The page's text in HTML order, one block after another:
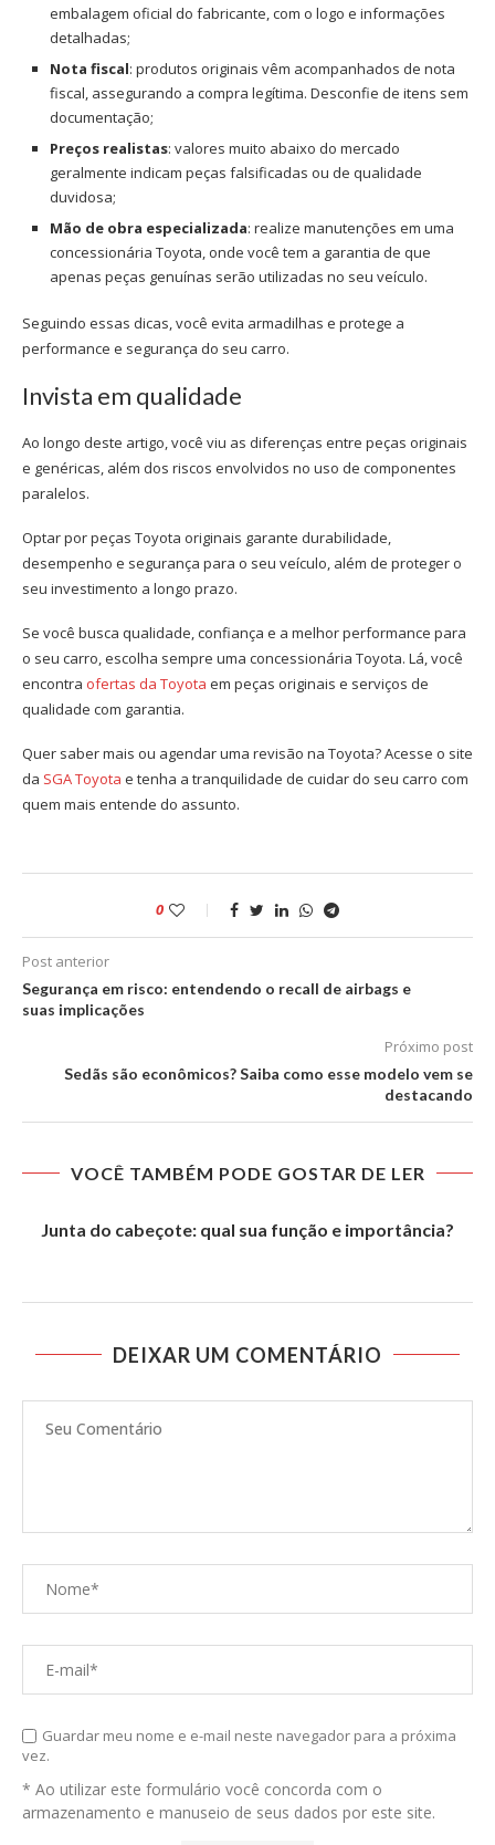
embalagem oficial do fabricante, com o logo e informações
detalhadas;
Nota fiscal: produtos originais vêm acompanhados de nota
fiscal, assegurando a compra legítima. Desconfie de itens sem
documentação;
Preços realistas: valores muito abaixo do mercado
geralmente indicam peças falsificadas ou de qualidade
duvidosa;
Mão de obra especializada: realize manutenções em uma
concessionária Toyota, onde você tem a garantia de que
apenas peças genuínas serão utilizadas no seu veículo.
Seguindo essas dicas, você evita armadilhas e protege a
performance e segurança do seu carro.
Invista em qualidade
Ao longo deste artigo, você viu as diferenças entre peças originais
e genéricas, além dos riscos envolvidos no uso de componentes
paralelos.
Optar porpeças Toyota originais garante durabilidade,
desempenho e segurança para o seu veículo, além de proteger o
seu investimento a longo prazo.
Se você busca qualidade, confiança e a melhor performance para
o seu carro, escolha sempre uma concessionária Toyota. Lá, você
encontra ofertas da Toyota em peças originais e serviços de
qualidade com garantia.
Quer saber mais ou agendar uma revisão na Toyota? Acesse o site
da SGA Toyota e tenha a tranquilidade de cuidar do seu carro com
quem mais entende do assunto.
0
Post anterior
Segurança em risco: entendendo o recall de airbags e
suas implicações
Próximo post
Sedãs são econômicos? Saiba como esse modelo vem se
destacando
VOCÊ TAMBÉM PODE GOSTAR DE LER
Junta do cabeçote: qual sua função e importância?
DEIXAR UM COMENTÁRIO
Guardar meu nome e e-mail neste navegador para a próxima
vez.
* Ao utilizar este formulário você concorda com o
armazenamento e manuseio de seus dados por este site.